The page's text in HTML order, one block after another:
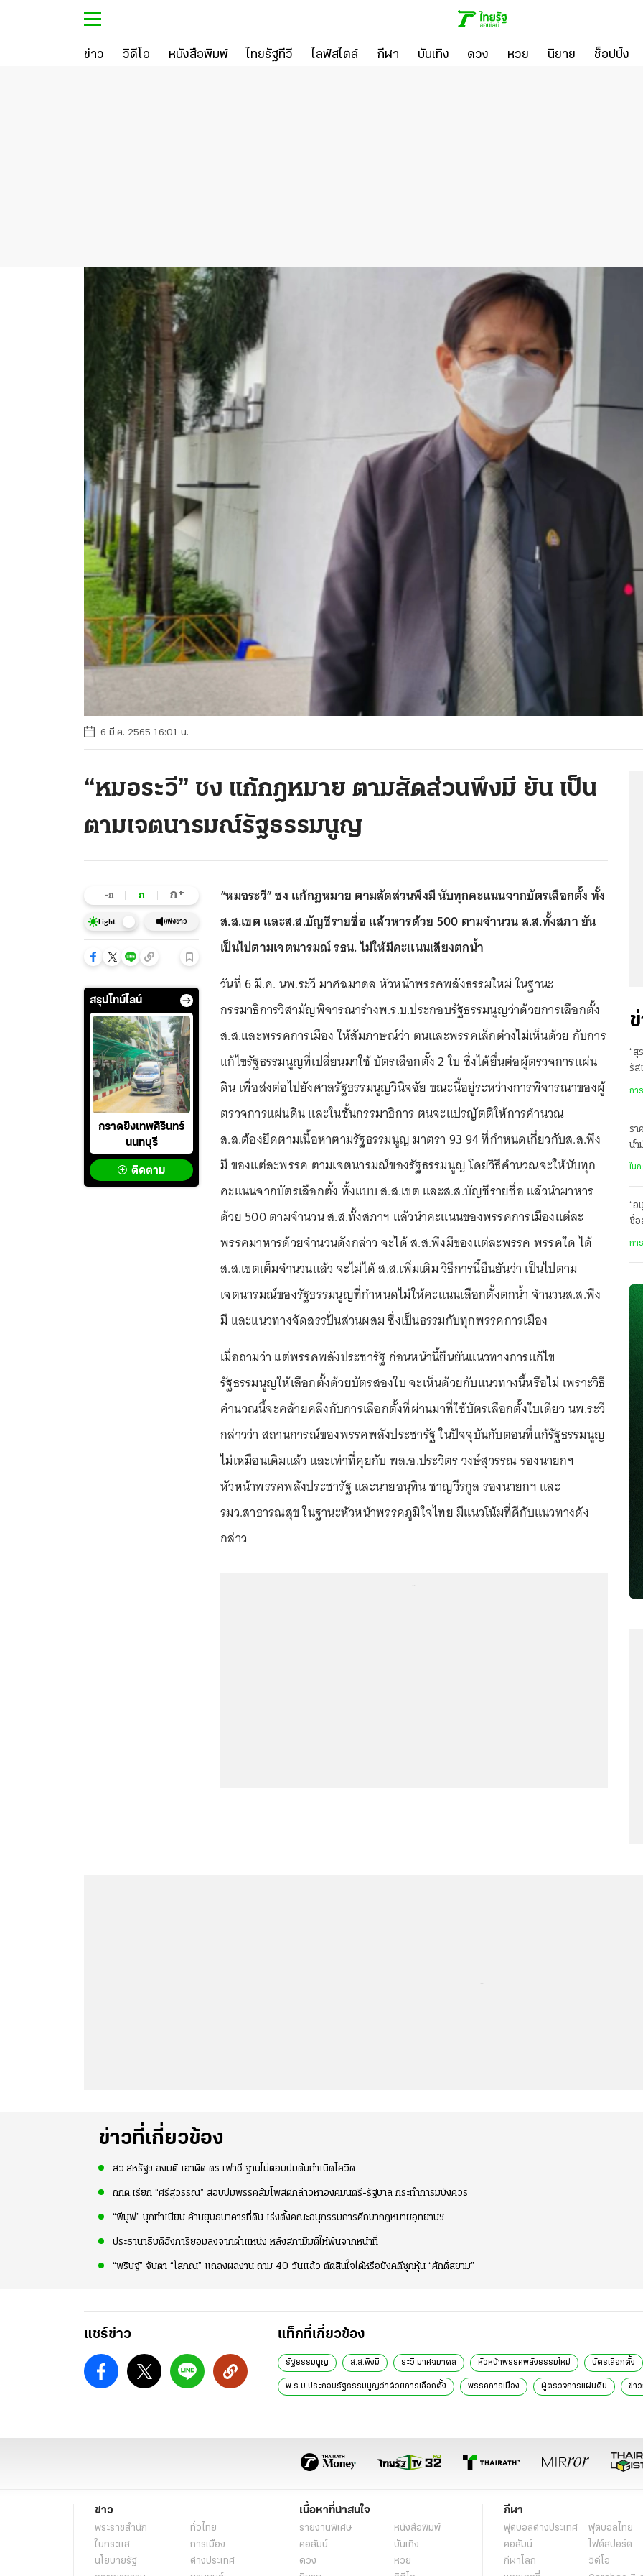
ข่าว วิดีโอ หนังสือพิมพ์ ไทยรัฐทีวี ไลฟ์สไตล์ กีฬา บันเทิง ดวง หวย นิยาย ช็อปปิ้ง
6 มี.ค. 2565 16:01 น.
“หมอระวี” ชง แก้กฎหมาย ตามสัดส่วนพึงมี ยัน เป็น
ตามเจตนารมณ์รัฐธรรมนูญ
-ก ก ก+
Light ฟังข่าว
สรุปไทม์ไลน์
กราดยิงเทพศิรินทร์
นนทบุรี
ติดตาม
“หมอระวี” ชง แก้กฎหมาย ตามสัดส่วนพึงมี นับทุกคะแนนจากบัตรเลือกตั้ง ทั้ง
ส.ส.เขต และส.ส.บัญชีรายชื่อ แล้วหารด้วย 500 ตามจำนวน ส.ส.ทั้งสภา ยัน
เป็นไปตามเจตนารมณ์ รธน. ไม่ให้มีคะแนนเสียงตกน้ำ
วันที่ 6 มี.ค. นพ.ระวี มาศฉมาดล หัวหน้าพรรคพลังธรรมใหม่ ในฐานะ
กรรมาธิการวิสามัญพิจารณาร่างพ.ร.บ.ประกอบรัฐธรรมนูญว่าด้วยการเลือกตั้ง
ส.ส.และพรรคการเมือง ให้สัมภาษณ์ว่า ตนและพรรคเล็กต่างไม่เห็นด้วย กับการ
แก้ไขรัฐธรรมนูญที่เปลี่ยนมาใช้ บัตรเลือกตั้ง 2 ใบ ซึ่งได้ยื่นต่อผู้ตรวจการแผ่น
ดิน เพื่อส่งต่อไปยังศาลรัฐธรรมนูญวินิจฉัย ขณะนี้อยู่ระหว่างการพิจารณาของผู้
ตรวจการแผ่นดิน และในชั้นกรรมาธิการ ตนจะแปรญัตติให้การคำนวณ
ส.ส.ต้องยึดตามเนื้อหาตามรัฐธรรมนูญ มาตรา 93 94 ที่กำหนดเกี่ยวกับส.ส.พึง
มี ของแต่ละพรรค ตามเจตนารมณ์ของรัฐธรรมนูญ โดยวิธีคำนวณจะให้นับทุก
คะแนนจากบัตรเลือกตั้ง ทั้งแบบ ส.ส.เขต และส.ส.บัญชีรายชื่อ แล้วนำมาหาร
ด้วย 500 ตามจำนวน ส.ส.ทั้งสภาฯ แล้วนำคะแนนของพรรคการเมืองแต่ละ
พรรคมาหารด้วยจำนวนดังกล่าว จะได้ ส.ส.พึงมีของแต่ละพรรค พรรคใด ได้
ส.ส.เขตเต็มจำนวนแล้ว จะไม่ได้ ส.ส.เพิ่มเติม วิธีการนี้ยืนยันว่า เป็นไปตาม
เจตนารมณ์ของรัฐธรรมนูญที่กำหนดไม่ให้คะแนนเลือกตั้งตกน้ำ จำนวนส.ส.พึง
มี และแนวทางจัดสรรปั่นส่วนผสม ซึ่งเป็นธรรมกับทุกพรรคการเมือง
เมื่อถามว่า แต่พรรคพลังประชารัฐ ก่อนหน้านี้ยืนยันแนวทางการแก้ไข
รัฐธรรมนูญให้เลือกตั้งด้วยบัตรสองใบ จะเห็นด้วยกับแนวทางนี้หรือไม่ เพราะวิธี
คำนวณนี้จะคล้ายคลึงกับการเลือกตั้งที่ผ่านมาที่ใช้บัตรเลือกตั้งใบเดียว นพ.ระวี
กล่าวว่า สถานการณ์ของพรรคพลังประชารัฐ ในปัจจุบันกับตอนที่แก้รัฐธรรมนูญ
ไม่เหมือนเดิมแล้ว และเท่าที่คุยกับ พล.อ.ประวิตร วงษ์สุวรรณ รองนายกฯ
หัวหน้าพรรคพลังประชารัฐ และนายอนุทิน ชาญวีรกูล รองนายกฯ และ
รมว.สาธารณสุข ในฐานะหัวหน้าพรรคภูมิใจไทย มีแนวโน้มที่ดีกับแนวทางดัง
กล่าว
“สุ
รัส
กา
รา
น้ำ
ละ
ใน
“อ
ซื้อ
กา
ข่าวที่เกี่ยวข้อง
สว.สหรัฐฯ ลงมติ เอาผิด ดร.เฟาชี ฐานไม่ตอบปมต้นกำเนิดโควิด
กกต.เรียก “ศรีสุวรรณ” สอบปมพรรคส้มโพสต์กล่าวหาองคมนตรี-รัฐบาล กระทำการมิบังควร
“พีมูฟ” บุกทำเนียบ ค้านยุบธนาคารที่ดิน เร่งตั้งคณะอนุกรรมการศึกษากฎหมายอุทยานฯ
ประธานาธิบดีฮังการียอมลงจากตำแหน่ง หลังสภามีมติให้พ้นจากหน้าที่
“พริษฐ์” จับตา “โสภณ” แถลงผลงาน ถาม 40 วันแล้ว ตัดสินใจได้หรือยังคดีซุกหุ้น “ศักดิ์สยาม”
แชร์ข่าว แท็กที่เกี่ยวข้อง
รัฐธรรมนูญ ส.ส.พึงมี ระวี มาศฉมาดล หัวหน้าพรรคพลังธรรมใหม่ บัตรเลือกตั้ง
พ.ร.บ.ประกอบรัฐธรรมนูญว่าด้วยการเลือกตั้ง พรรคการเมือง ผู้ตรวจการแผ่นดิน ข่า
ข่าว
พระราชสำนัก
ทั่วไทย
ในกระแส
การเมือง
นโยบายรัฐ
ต่างประเทศ
เนื้อหาที่น่าสนใจ
รายงานพิเศษ
หนังสือพิมพ์
คอลัมน์
บันเทิง
ดวง
หวย
กีฬา
ฟุตบอลต่่างประเทศ
ฟุตบอลไทย
คอลัมน์
ไฟต์สปอร์ต
กีฬาโลก
วิดีโอ